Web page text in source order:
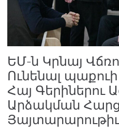
ԵՄ-ն Կրնայ
Ունենալ
Հայ Գերիներու
Արձակման